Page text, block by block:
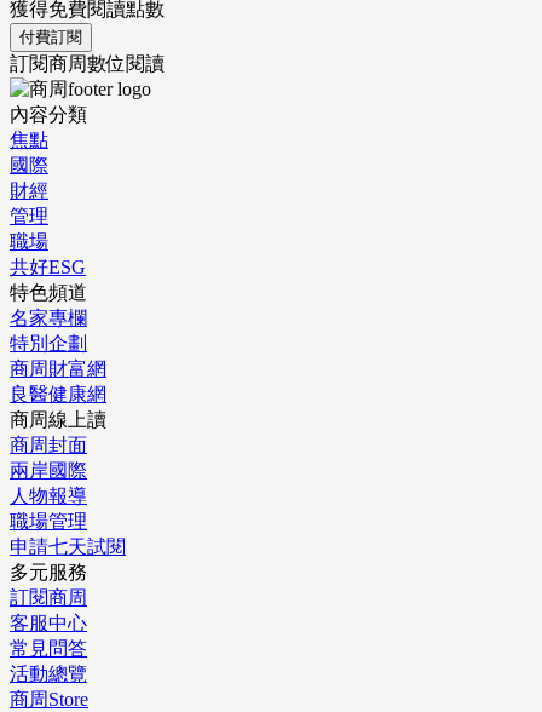
獲得免費閱讀點數
付費訂閱
訂閱商周數位閱讀
內容分類
焦點
國際
財經
管理
職場
共好ESG
特色頻道
名家專欄
特別企劃
商周財富網
良醫健康網
商周線上讀
商周封面
兩岸國際
人物報導
職場管理
申請七天試閱
多元服務
訂閱商周
客服中心
常見問答
活動總覽
商周Store